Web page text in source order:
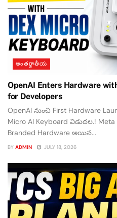
అంతర్జాతీయ
OpenAI Enters Hardware
for Developers
OpenAI నుంచి First Hardware
Micro AI Keyboard విడుదల.!
Branded Hardware అయిన...
BY ADMIN JULY 18, 2026